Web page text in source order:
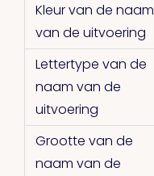
Kleur van de naam
van de uitvoering
Lettertype van de
naam van de
uitvoering
Grootte van de
naam van de